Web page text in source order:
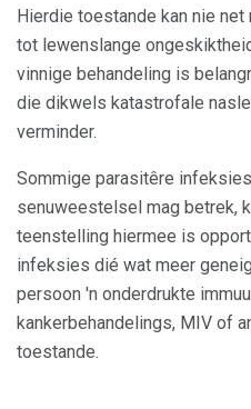
Hierdie toestande kan nie
tot lewenslange
vinnige behandeling is
die dikwels katastrofale
verminder.
Sommige parasitêre
senuweestelsel mag betrek,
teenstelling hiermee is
infeksies dié wat meer
persoon 'n onderdrukte
kankerbehandelings, MIV of
toestande.